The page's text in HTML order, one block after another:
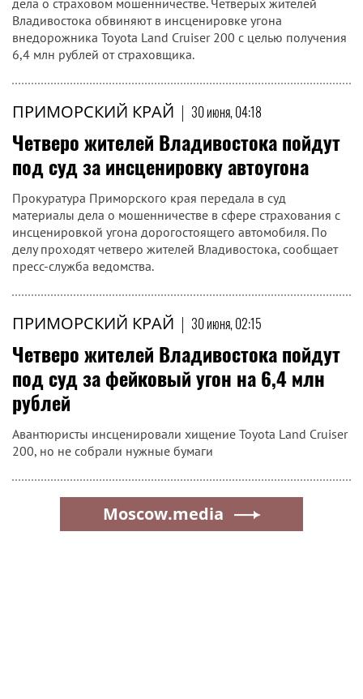
дела о страховом мошенничестве. Четверых жителей
Владивостока обвиняют в инсценировке угона
внедорожника Toyota Land Cruiser 200 с целью получения
6,4 млн рублей от страховщика.
ПРИМОРСКИЙ КРАЙ | 30 июня, 04:18
Четверо жителей Владивостока пойдут
под суд за инсценировку автоугона
Прокуратура Приморского края передала в суд
материалы дела о мошенничестве в сфере страхования с
инсценировкой угона дорогостоящего автомобиля. По
делу проходят четверо жителей Владивостока, сообщает
пресс-служба ведомства.
ПРИМОРСКИЙ КРАЙ | 30 июня, 02:15
Четверо жителей Владивостока пойдут
под суд за фейковый угон на 6,4 млн
рублей
Авантюристы инсценировали хищение Toyota Land Cruiser
200, но не собрали нужные бумаги
Moscow.media